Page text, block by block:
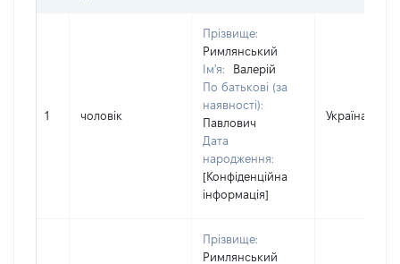
1 чоловік
Прізвище:
Римлянський
Ім'я:
Валерій
По батькові (за
наявності):
Павлович
Дата
народження:
[Конфіденційна
інформація]
Україна
Прізвище:
Римлянський